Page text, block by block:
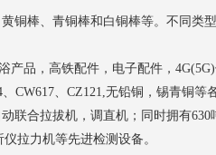
铜棒、青铜棒和白铜棒等。不同类
品，高铁配件，电子配件，4G(5G)
CW617、CZ121,无铅铜，锡青铜等
联合拉拔机，调直机；同时拥有630
拉力机等先进检测设备。